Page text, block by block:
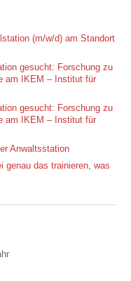
(m/w/d) am Standort
gesucht: Forschung zu
am IKEM – Institut für
gesucht: Forschung zu
am IKEM – Institut für
Anwaltsstation
genau das trainieren, was